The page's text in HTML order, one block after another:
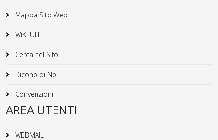
Mappa Sito Web
WiKi ULI
Cerca nel Sito
Dicono di Noi
Convenzioni
AREA UTENTI
WEBMAIL